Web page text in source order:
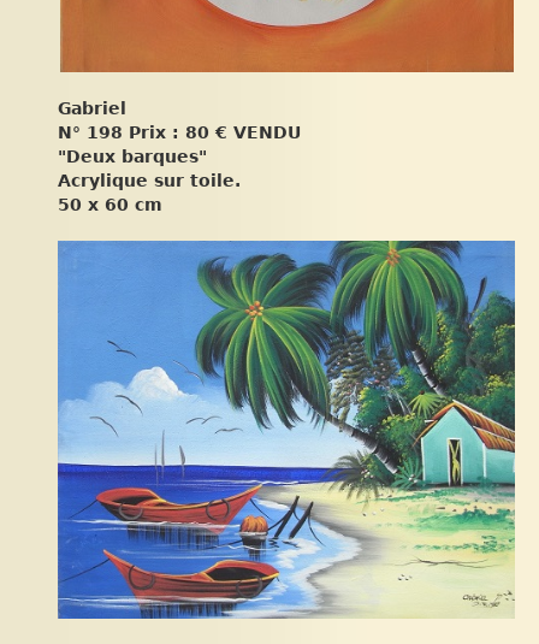
Gabriel
N° 198 Prix : 80 € VENDU
"Deux barques"
Acrylique sur toile.
50 x 60 cm